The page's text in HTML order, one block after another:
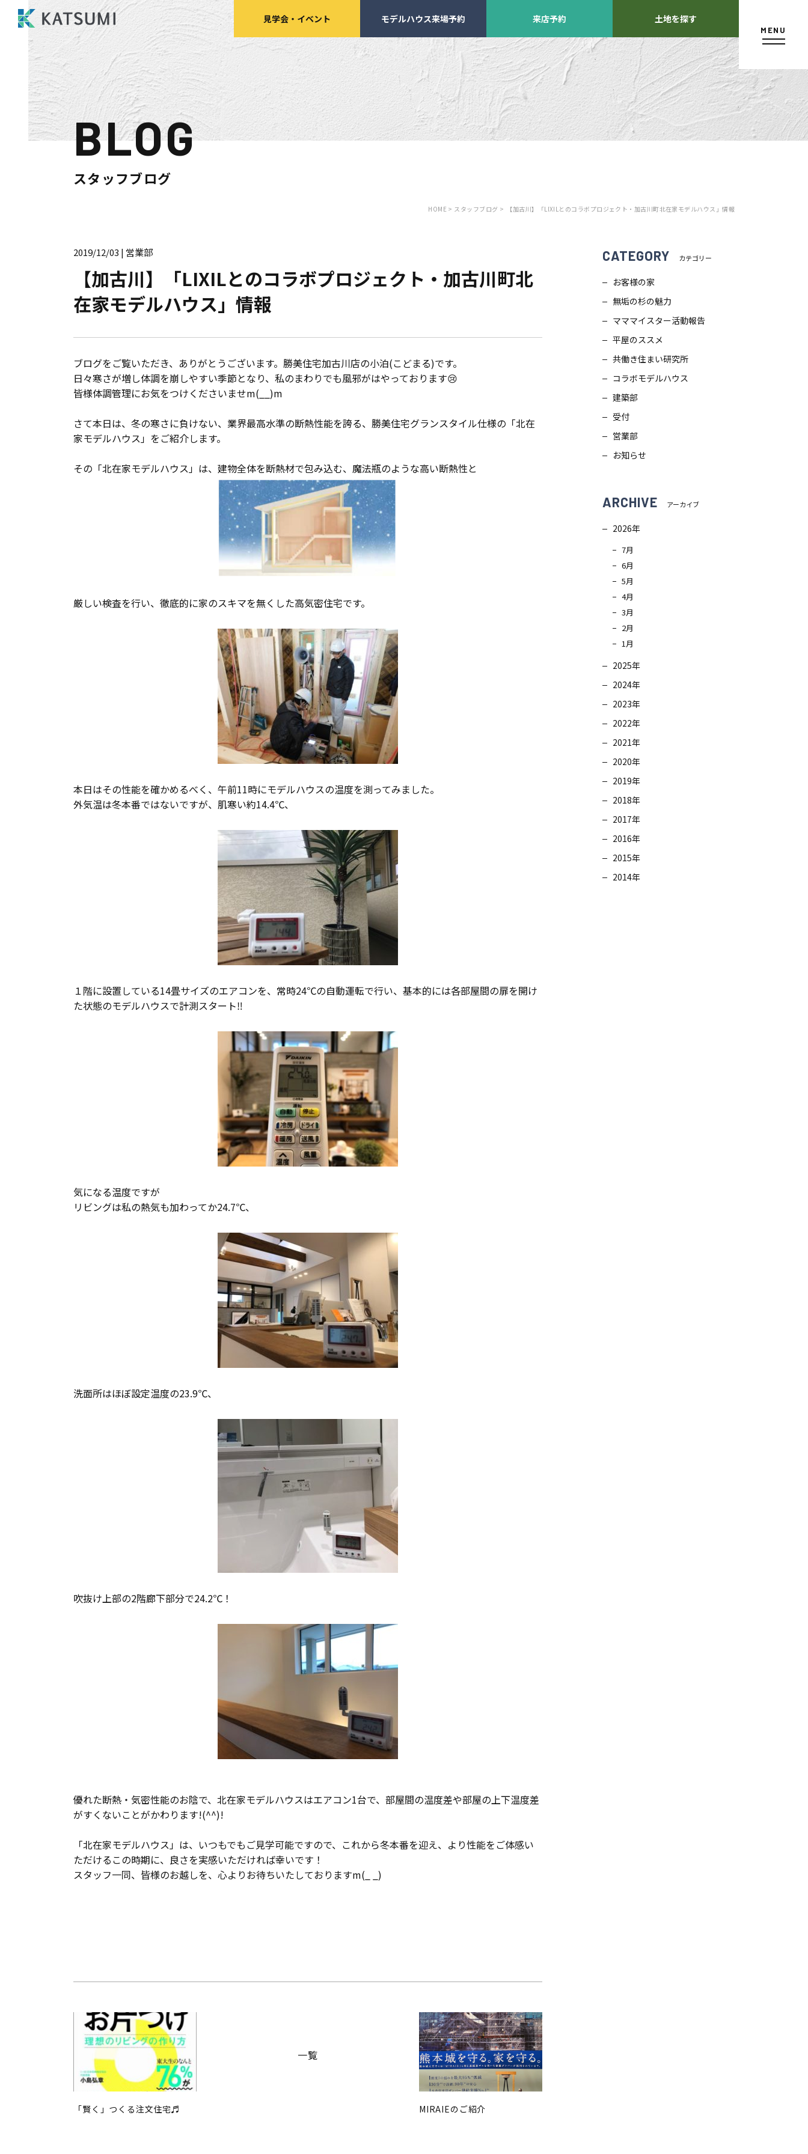
モデルハウス来場予約
物件検索
会員登録
分譲モデルハウス
手間ひまかけた家づくり
KATSUMIの標準仕様 和暮-なごみ-
モデルハウス紹介
スタッフ紹介
採用情報
家づくりサポート
家づくりの資金計画
よくあるご質問
店舗紹介
スタッフブログ
ZEH普及目標
ソーシャルメディアポリシー
サイトマップ
見学会 ・ イベント モデルハウス来場予約 来店予約 土地を探す
MENU
BLOG
スタッフブログ
HOME > スタッフブログ > 【加古川】「LIXILとのコラボプロジェクト・加古川町北在家モデルハウス」情報
2019/12/03 | 営業部
【加古川】「LIXILとのコラボプロジェクト・加古川町北
在家モデルハウス」情報
ブログをご覧いただき、ありがとうございます。勝美住宅加古川店の小泊(こどまる)です。
日々寒さが増し体調を崩しやすい季節となり、私のまわりでも風邪がはやっております😢
皆様体調管理にお気をつけくださいませm(__)m
さて本日は、冬の寒さに負けない、業界最高水準の断熱性能を誇る、勝美住宅グランスタイル仕様の「北在
家モデルハウス」をご紹介します。
その「北在家モデルハウス」は、建物全体を断熱材で包み込む、魔法瓶のような高い断熱性と
厳しい検査を行い、徹底的に家のスキマを無くした高気密住宅です。
本日はその性能を確かめるべく、午前11時にモデルハウスの温度を測ってみました。
外気温は冬本番ではないですが、肌寒い約14.4℃、
１階に設置している14畳サイズのエアコンを、常時24℃の自動運転で行い、基本的には各部屋間の扉を開け
た状態のモデルハウスで計測スタート‼
気になる温度ですが
リビングは私の熱気も加わってか24.7℃、
洗面所はほぼ設定温度の23.9℃、
吹抜け上部の2階廊下部分で24.2℃！
優れた断熱・気密性能のお陰で、北在家モデルハウスはエアコン1台で、部屋間の温度差や部屋の上下温度差
がすくないことがかわります!(^^)!
「北在家モデルハウス」は、いつもでもご見学可能ですので、これから冬本番を迎え、より性能をご体感い
ただけるこの時期に、良さを実感いただければ幸いです！
スタッフ一同、皆様のお越しを、心よりお待ちいたしておりますm(_ _)
「賢く」つくる注文住宅♬
一覧
MIRAIEのご紹介
CATEGORY カテゴリー
お客様の家
無垢の杉の魅力
マママイスター活動報告
平屋のススメ
共働き住まい研究所
コラボモデルハウス
建築部
受付
営業部
お知らせ
ARCHIVE アーカイブ
2026年
7月
6月
5月
4月
3月
2月
1月
2025年
2024年
2023年
2022年
2021年
2020年
2019年
2018年
2017年
2016年
2015年
2014年